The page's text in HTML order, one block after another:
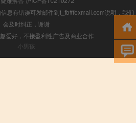
息有错误可发邮件到f_fb#foxmail.com说明，我们
会及时纠正，谢谢
爱好，不接盈利性广告及商业合作
小男孩